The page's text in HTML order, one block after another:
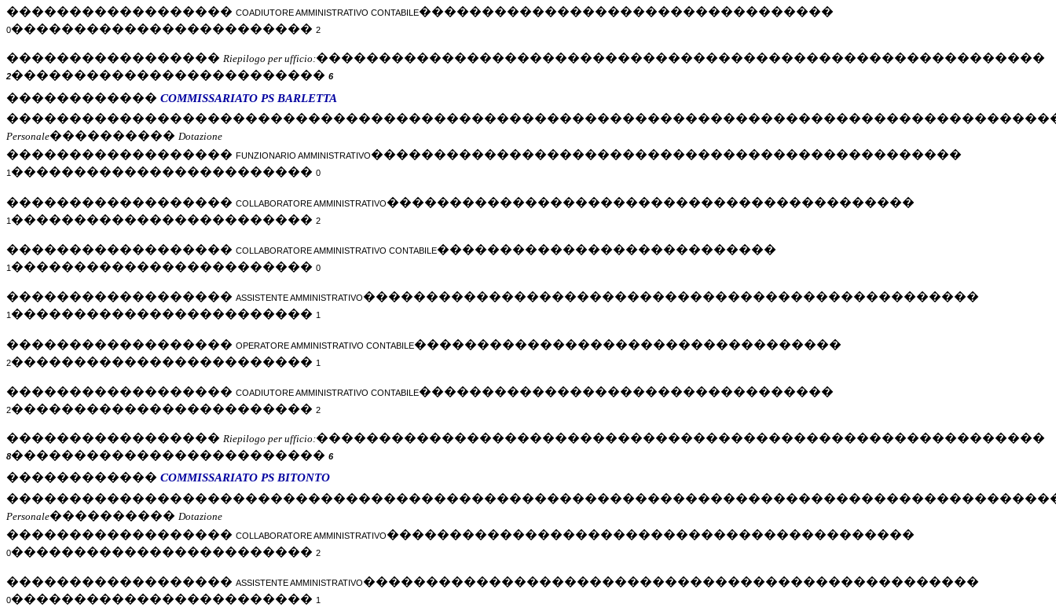
������������������ COADIUTORE AMMINISTRATIVO CONTABILE���������������������������������
0������������������������ 2
����������������� Riepilogo per ufficio:����������������������������������������������������������
2������������������������� 6
������������ COMMISSARIATO PS BARLETTA
Personale���������� Dotazione
������������������ FUNZIONARIO AMMINISTRATIVO�����������������������������������������������
1 ������������������������ 0
������������������ COLLABORATORE AMMINISTRATIVO������������������������������������������
1 ������������������������ 2
������������������ COLLABORATORE AMMINISTRATIVO CONTABILE���������������������������
1 ������������������������ 0
������������������ ASSISTENTE AMMINISTRATIVO�������������������������������������������������
1 ������������������������ 1
������������������ OPERATORE AMMINISTRATIVO CONTABILE����������������������������������
2������������������������ 1
������������������ COADIUTORE AMMINISTRATIVO CONTABILE���������������������������������
2������������������������ 2
����������������� Riepilogo per ufficio:����������������������������������������������������������
8������������������������� 6
������������ COMMISSARIATO PS BITONTO
Personale���������� Dotazione
������������������ COLLABORATORE AMMINISTRATIVO������������������������������������������
0������������������������ 2
������������������ ASSISTENTE AMMINISTRATIVO�������������������������������������������������
0������������������������ 1